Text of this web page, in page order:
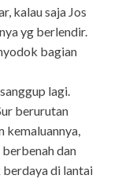
kalau saja Jos
yg berlendir.
bagian
lagi.
berurutan
kemaluannya,
dan
di lantai